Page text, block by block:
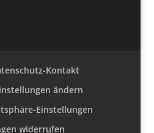
Kontakt
ändern
Einstellungen
widerrufen